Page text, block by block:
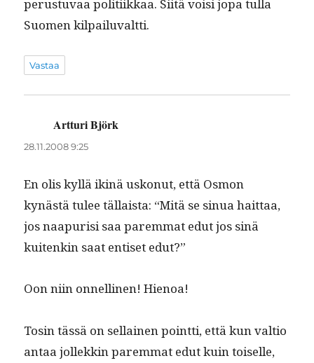
perus­tu­vaa poli­ti­ikkaa. Siitä voisi jopa tul­la
Suomen kilpailuvaltti.
Vastaa
Artturi Björk
28.11.2008 9:25
En olis kyl­lä ikinä uskonut, että Osmon
kynästä tulee täl­laista: “Mitä se sin­ua hait­taa,
jos naa­purisi saa parem­mat edut jos sinä
kuitenkin saat entiset edut?”
Oon niin onnelli­nen! Hienoa!
Tosin tässä on sel­l­ainen point­ti, että kun val­tio
antaa jollekkin parem­mat edut kuin toiselle,